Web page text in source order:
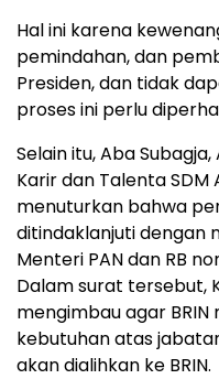
Hal ini karena
pemindahan, dan
Presiden, dan tidak
proses ini perlu
Selain itu, Aba
Karir dan Talenta SDM
menuturkan bahwa
ditindaklanjuti dengan
Menteri PAN dan RB
Dalam surat tersebut,
mengimbau agar
kebutuhan atas
akan dialihkan ke BRIN.